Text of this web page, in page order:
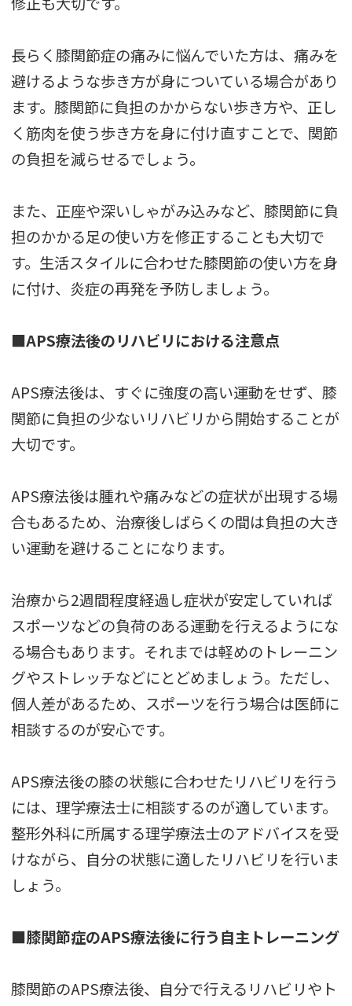
長らく膝関節症の痛みに悩んでいた方は、痛みを
避けるような歩き方が身についている場合があり
ます。膝関節に負担のかからない歩き方や、正し
く筋肉を使う歩き方を身に付け直すことで、関節
の負担を減らせるでしょう。
また、正座や深いしゃがみ込みなど、膝関節に負
担のかかる足の使い方を修正することも大切で
す。生活スタイルに合わせた膝関節の使い方を身
に付け、炎症の再発を予防しましょう。
■APS療法後のリハビリにおける注意点
APS療法後は、すぐに強度の高い運動をせず、膝
関節に負担の少ないリハビリから開始することが
大切です。
APS療法後は腫れや痛みなどの症状が出現する場
合もあるため、治療後しばらくの間は負担の大き
い運動を避けることになります。
治療から2週間程度経過し症状が安定していれば
スポーツなどの負荷のある運動を行えるようにな
る場合もあります。それまでは軽めのトレーニン
グやストレッチなどにとどめましょう。ただし、
個人差があるため、スポーツを行う場合は医師に
相談するのが安心です。
APS療法後の膝の状態に合わせたリハビリを行う
には、理学療法士に相談するのが適しています。
整形外科に所属する理学療法士のアドバイスを受
けながら、自分の状態に適したリハビリを行いま
しょう。
■膝関節症のAPS療法後に行う自主トレーニング
膝関節のAPS療法後、自分で行えるリハビリやト